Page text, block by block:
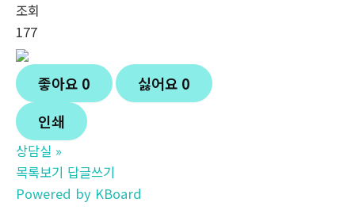
조회
177
좋아요 0 싫어요 0
인쇄
상담실 »
목록보기 답글쓰기
Powered by KBoard